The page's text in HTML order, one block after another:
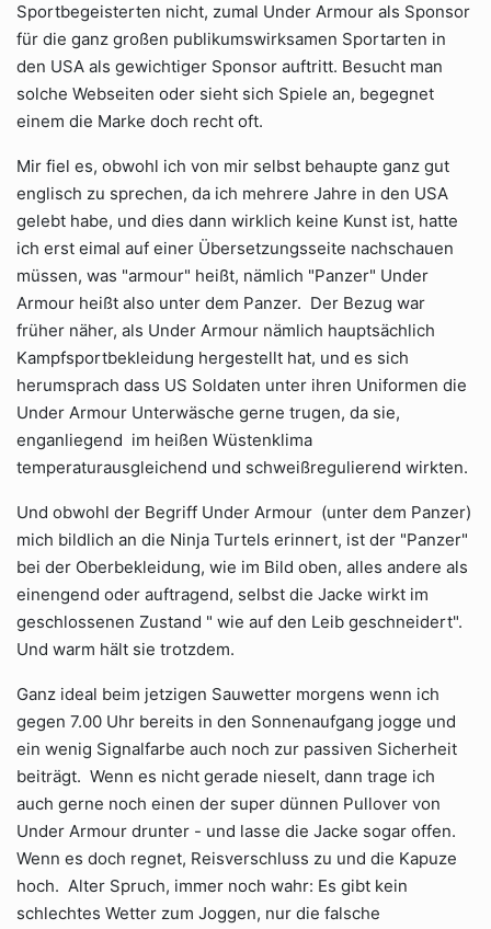
Sportbegeisterten nicht, zumal Under Armour als Sponsor
für die ganz großen publikumswirksamen Sportarten in
den USA als gewichtiger Sponsor auftritt. Besucht man
solche Webseiten oder sieht sich Spiele an, begegnet
einem die Marke doch recht oft.
Mir fiel es, obwohl ich von mir selbst behaupte ganz gut
englisch zu sprechen, da ich mehrere Jahre in den USA
gelebt habe, und dies dann wirklich keine Kunst ist, hatte
ich erst eimal auf einer Übersetzungsseite nachschauen
müssen, was "armour" heißt, nämlich "Panzer" Under
Armour heißt also unter dem Panzer. Der Bezug war
früher näher, als Under Armour nämlich hauptsächlich
Kampfsportbekleidung hergestellt hat, und es sich
herumsprach dass US Soldaten unter ihren Uniformen die
Under Armour Unterwäsche gerne trugen, da sie,
enganliegend im heißen Wüstenklima
temperaturausgleichend und schweißregulierend wirkten.
Und obwohl der Begriff Under Armour (unter dem Panzer)
mich bildlich an die Ninja Turtels erinnert, ist der "Panzer"
bei der Oberbekleidung, wie im Bild oben, alles andere als
einengend oder auftragend, selbst die Jacke wirkt im
geschlossenen Zustand " wie auf den Leib geschneidert".
Und warm hält sie trotzdem.
Ganz ideal beim jetzigen Sauwetter morgens wenn ich
gegen 7.00 Uhr bereits in den Sonnenaufgang jogge und
ein wenig Signalfarbe auch noch zur passiven Sicherheit
beiträgt. Wenn es nicht gerade nieselt, dann trage ich
auch gerne noch einen der super dünnen Pullover von
Under Armour drunter - und lasse die Jacke sogar offen.
Wenn es doch regnet, Reisverschluss zu und die Kapuze
hoch. Alter Spruch, immer noch wahr: Es gibt kein
schlechtes Wetter zum Joggen, nur die falsche